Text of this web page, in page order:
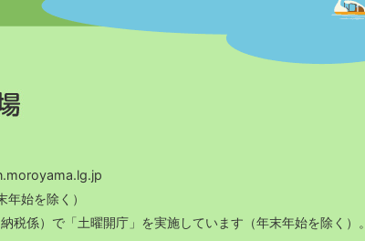
始を除く）
係）で「土曜開庁」を実施しています（年末年始を除く）。